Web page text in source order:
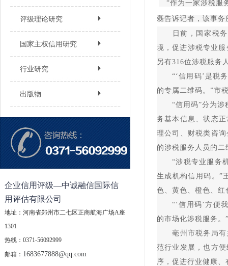
评级理论研究
国家主权信用研究
行业研究
出版物
企业信用评级—中诚融信国际信
用评估有限公司
地址：河南省郑州市二七区正商航海广场A座
1301
热线：0371-56092999
邮箱： 1683677888@qq.com
“作为一家涉税服
磊告诉记者，该事务
日前，国家税务总
境，促进涉税专业
另有316位涉税服务
“‘信用码’是税务
的专属二维码。”市
“信用码”分为涉税
务基本信息、状态
理公司、财税类咨
的涉税服务人员的二
“涉税专业服务机
生成机构信用码。”
色、黄色、橙色、红
“‘信用码’方便我
的市场化涉税服务
亳州市税务局有关
范行业发展，也方
序，促进行业健康